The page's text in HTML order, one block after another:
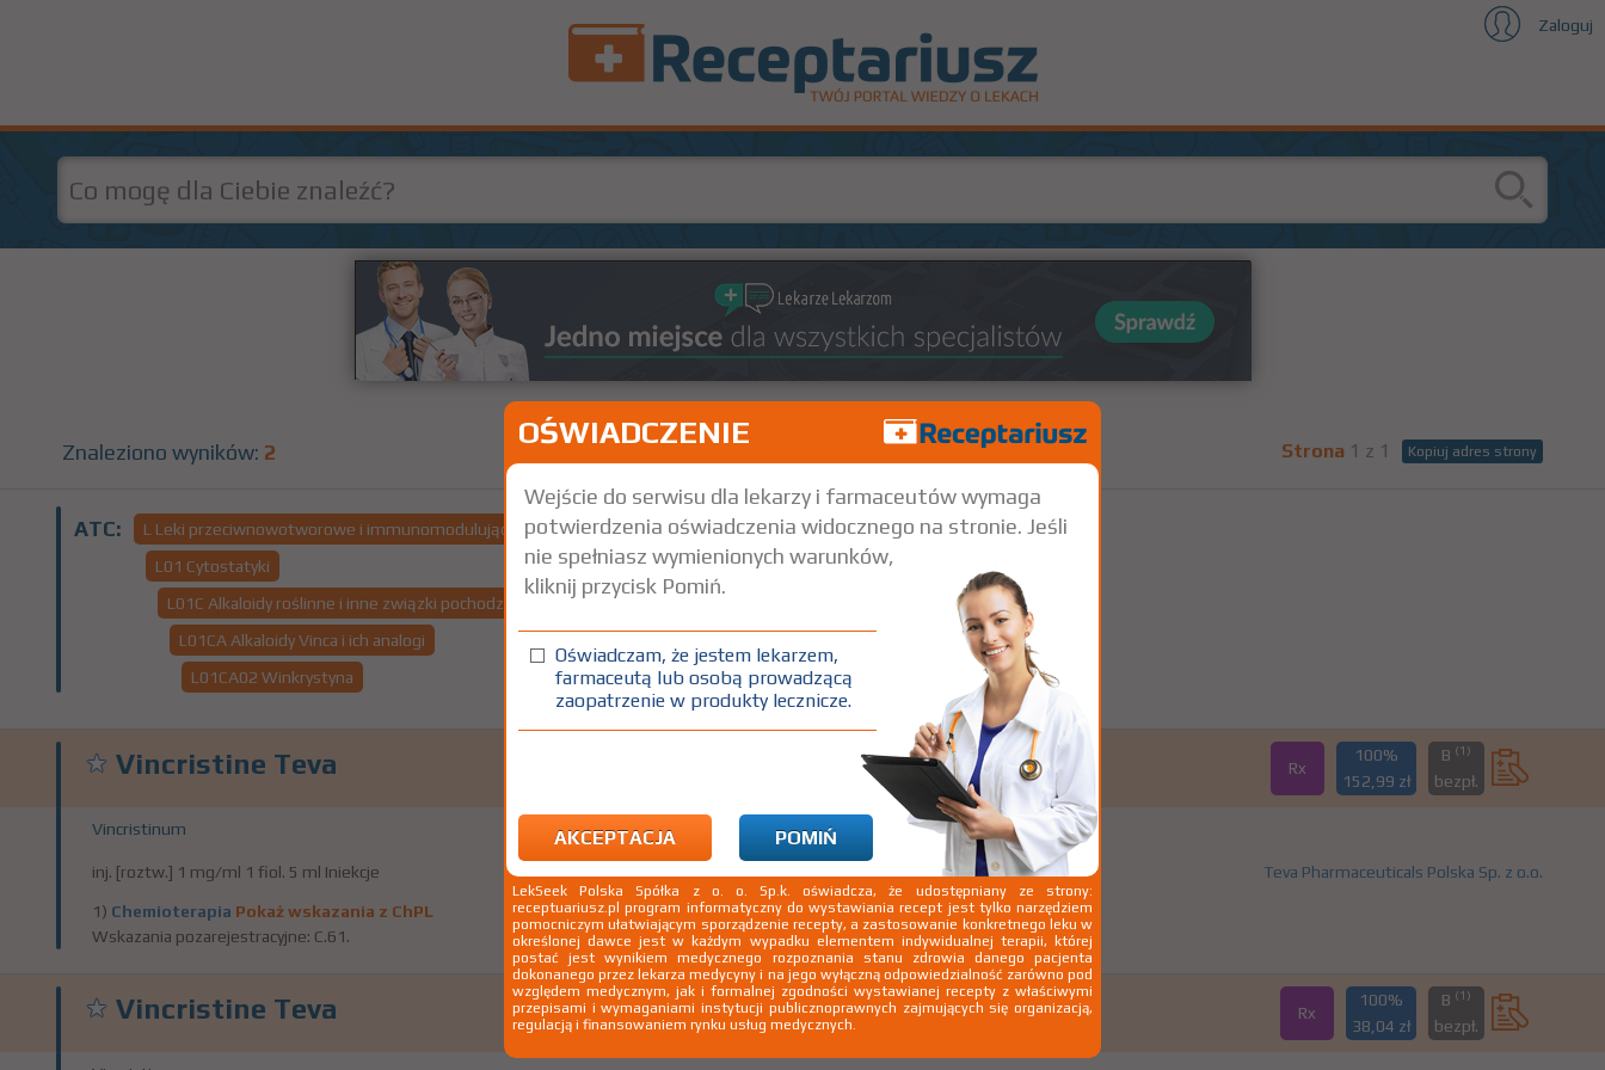
Zaloguj
Znaleziono wyników: 2 Kopiuj adres strony
Strona 1 z 1
ATC:
L Leki przeciwnowotworowe i immunomodulujące
L01 Cytostatyki
L01C Alkaloidy roślinne i inne związki pochodzenia naturalnego
L01CA Alkaloidy Vinca i ich analogi
L01CA02 Winkrystyna
Vincristine Teva Rx
100%
152,99 zł
B (1)
bezpł.
Vincristinum
inj. [roztw.] 1 mg/ml 1 fiol. 5 ml Iniekcje Teva Pharmaceuticals Polska Sp. z o.o.
1) Chemioterapia Pokaż wskazania z ChPL
Wskazania pozarejestracyjne: C.61.
Vincristine Teva Rx
100%
38,04 zł
B (1)
bezpł.
OŚWIADCZENIE
Wejście do serwisu dla lekarzy i farmaceutów wymaga
potwierdzenia oświadczenia widocznego na stronie. Jeśli
nie spełniasz wymienionych warunków,
kliknij przycisk Pomiń.
Oświadczam, że jestem lekarzem,
farmaceutą lub osobą prowadzącą
zaopatrzenie w produkty lecznicze.
AKCEPTACJA POMIŃ
LekSeek Polska Spółka z o. o. Sp.k. oświadcza, że udostępniany ze strony:
receptuariusz.pl program informatyczny do wystawiania recept jest tylko narzędziem
pomocniczym ułatwiającym sporządzenie recepty, a zastosowanie konkretnego leku w
określonej dawce jest w każdym wypadku elementem indywidualnej terapii, której
postać jest wynikiem medycznego rozpoznania stanu zdrowia danego pacjenta
dokonanego przez lekarza medycyny i na jego wyłączną odpowiedzialność zarówno pod
względem medycznym, jak i formalnej zgodności wystawianej recepty z właściwymi
przepisami i wymaganiami instytucji publicznoprawnych zajmujących się organizacją,
regulacją i finansowaniem rynku usług medycznych.